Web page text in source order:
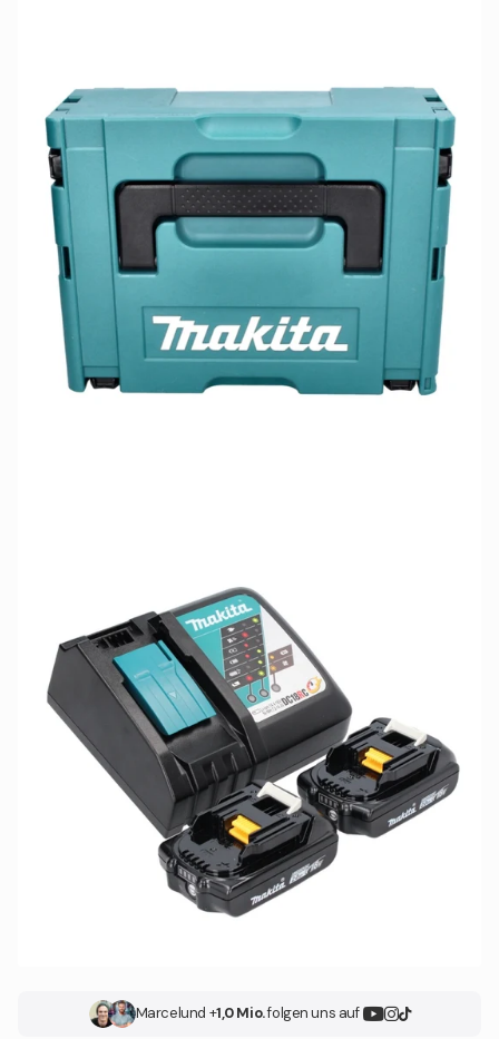
Marcelund +1,0 Mio.folgen uns auf